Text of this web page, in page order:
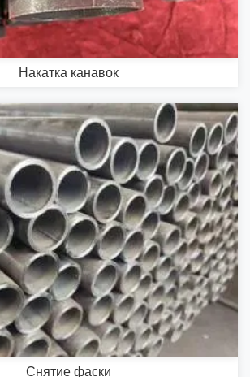
Накатка канавок
Снятие фаски